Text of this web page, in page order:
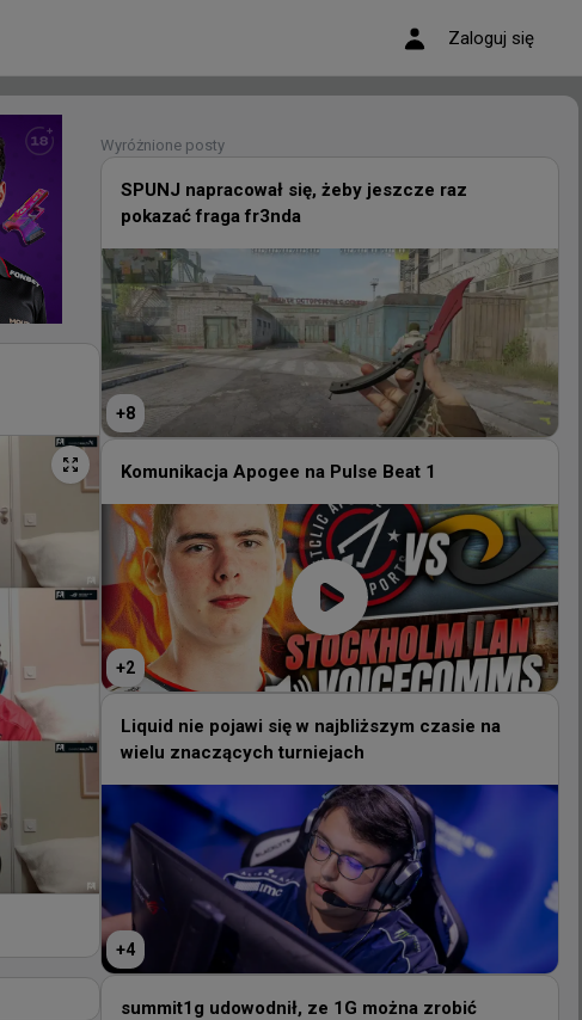
Zaloguj się
SPUNJ napracował się, żeby jeszcze raz
pokazać fraga fr3nda
+8
Komunikacja Apogee na Pulse Beat 1
+ 2
Liquid nie pojawi się w najbliższym czasie na
wielu znaczących turniejach
+4
summit1g udowodnił, ze 1G można zrobić
każdym granatem w CS2
Wyróżnione posty
SPUNJ napracował się, żeby jeszcze raz
pokazać fraga fr3nda
+8
Komunikacja Apogee na Pulse Beat 1
+2
Liquid nie pojawi się w najbliższym czasie na
wielu znaczących turniejach
+4
summit1g udowodnił, ze 1G można zrobić